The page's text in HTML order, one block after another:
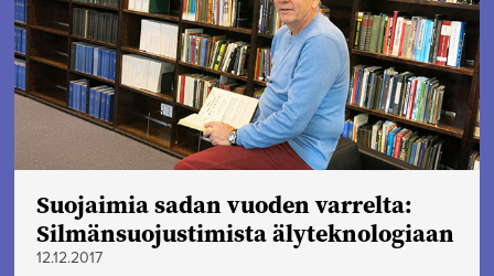
Suojaimia sadan vuoden varrelta:
Silmänsuojustimista älyteknologiaan
12.12.2017